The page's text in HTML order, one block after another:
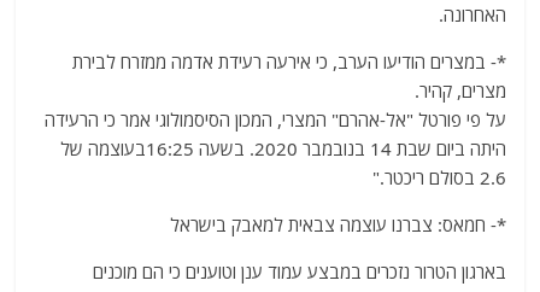
האחרונה.
*- במצרים הודיעו הערב, כי אירעה רעידת אדמה ממזרח לבירת
מצרים, קהיר.
על פי פורטל "אל-אהרם" המצרי, המכון הסיסמולוגי אמר כי הרעידה
היתה ביום שבת 14 בנובמבר 2020. בשעה 16:25בעוצמה של
2.6 בסולם ריכטר."
*- חמאס: צברנו עוצמה צבאית למאבק בישראל
בארגון הטרור נזכרים במבצע עמוד ענן וטוענים כי הם מוכנים